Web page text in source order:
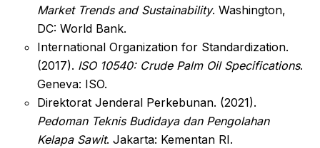
Market Trends and Sustainability. Washington,
DC: World Bank.
International Organization for Standardization.
(2017). ISO 10540: Crude Palm Oil Specifications.
Geneva: ISO.
Direktorat Jenderal Perkebunan. (2021).
Pedoman Teknis Budidaya dan Pengolahan
Kelapa Sawit. Jakarta: Kementan RI.